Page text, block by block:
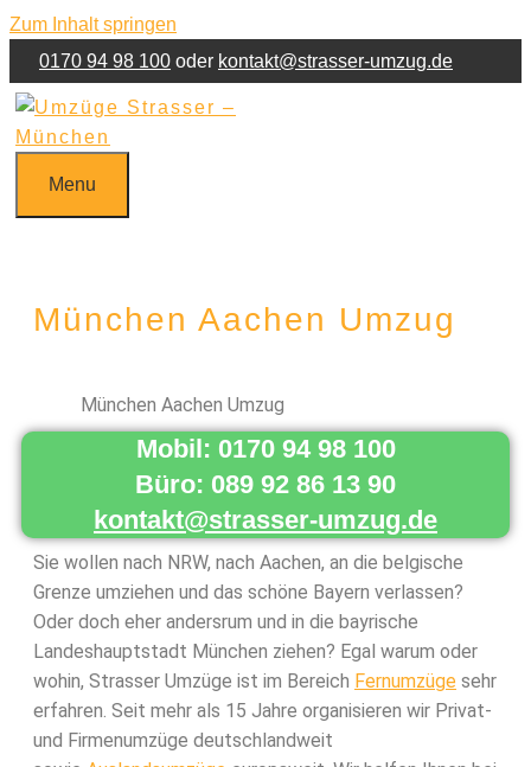
Zum Inhalt springen
0170 94 98 100 oder kontakt@strasser-umzug.de
Menu
München Aachen Umzug
München Aachen Umzug
Mobil: 0170 94 98 100
Büro: 089 92 86 13 90
kontakt@strasser-umzug.de
Sie wollen nach NRW, nach Aachen, an die belgische
Grenze umziehen und das schöne Bayern verlassen?
Oder doch eher andersrum und in die bayrische
Landeshauptstadt München ziehen? Egal warum oder
wohin, Strasser Umzüge ist im Bereich Fernumzüge sehr
erfahren. Seit mehr als 15 Jahre organisieren wir Privat-
und Firmenumzüge deutschlandweit